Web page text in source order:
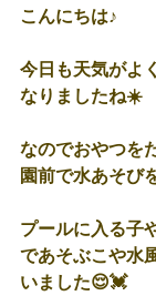
こんにちは♪
今日も天気がよ
なりましたね☀️
なのでおやつを
園前で水あそび
プールに入る子
であそぶこや水
いました😌💓